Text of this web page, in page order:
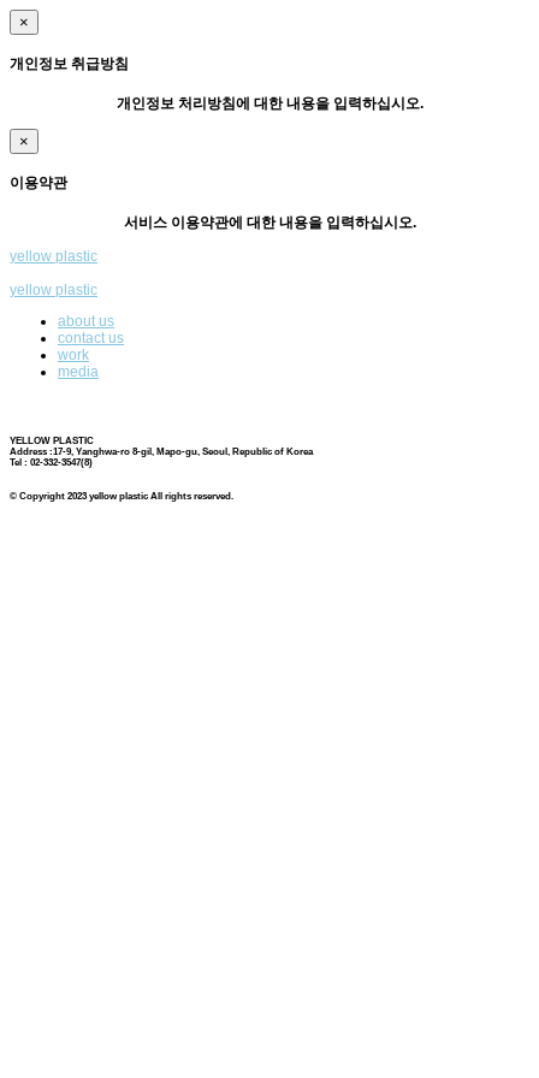
×
개인정보 취급방침
개인정보 처리방침에 대한 내용을 입력하십시오.
×
이용약관
서비스 이용약관에 대한 내용을 입력하십시오.
yellow plastic
yellow plastic
about us
contact us
work
media
YELLOW PLASTIC
Address :17-9, Yanghwa-ro 8-gil, Mapo-gu, Seoul, Republic of Korea
Tel : 02-332-3547(8)
© Copyright 2023 yellow plastic All rights reserved.